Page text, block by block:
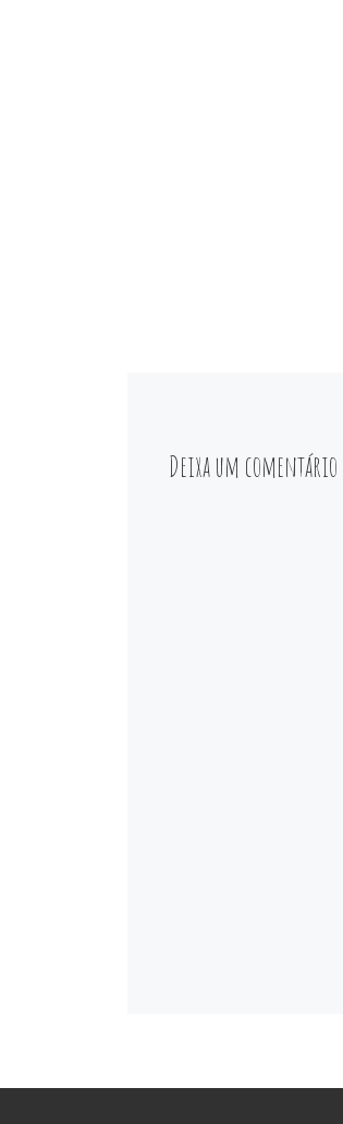
Deixa um comentário